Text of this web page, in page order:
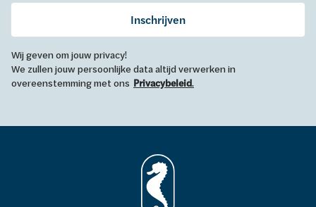
Inschrijven
Wij geven om jouw privacy!
We zullen jouw persoonlijke data altijd verwerken in
overeenstemming met ons Privacybeleid.